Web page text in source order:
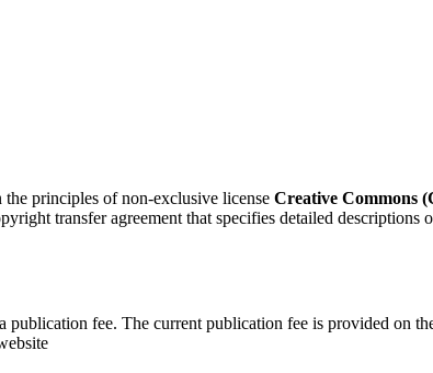
the principles of non-exclusive license Creative Commons
transfer agreement that specifies detailed
fee. The current publication fee is provided on